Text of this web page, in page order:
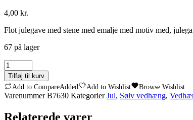
4,00 kr.
Flot julegave med stene med emalje med motiv med,
67 på lager
Julegave
Med
Stene
19
Mm
Tilføj til kurv
Add to CompareAdded Add to Wishlist Browse Wishlist
VarenummerB7630 Kategorier Jul, Sølv vedhæng,
Relaterede varer